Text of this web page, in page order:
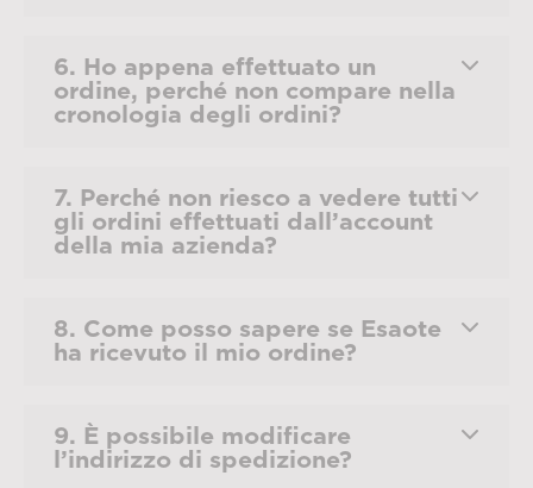
6. Ho appena effettuato un
ordine, perché non compare nella
cronologia degli ordini?
7. Perché non riesco a vedere tutti
gli ordini effettuati dall’account
della mia azienda?
8. Come posso sapere se Esaote
ha ricevuto il mio ordine?
9. È possibile modificare
l’indirizzo di spedizione?